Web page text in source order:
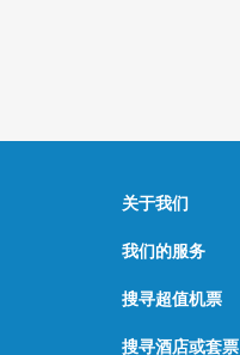
关于我们
我们的服务
搜寻超值机票
搜寻酒店或套票